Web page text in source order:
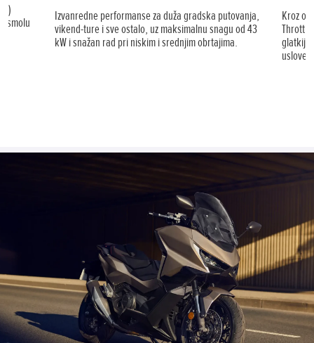
smolu
Izvanredne performanse za duža gradska putovanja,
vikend-ture i sve ostalo, uz maksimalnu snagu od 43
kW i snažan rad pri niskim i srednjim obrtajima.
Kroz
Throttle
glatkije
uslove